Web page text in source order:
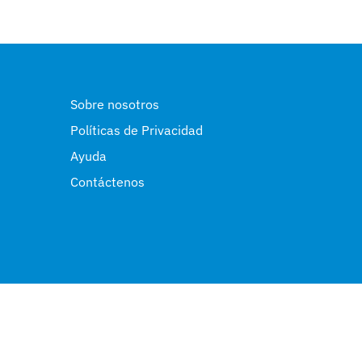
Sobre nosotros
Políticas de Privacidad
Ayuda
Contáctenos